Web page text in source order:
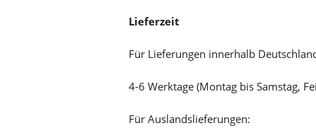
Lieferzeit
Für Lieferungen innerhalb
4-6 Werktage (Montag bis Samstag,
Für Auslandslieferungen: